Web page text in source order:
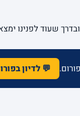
שעוד לפנינו
💬 לדיון